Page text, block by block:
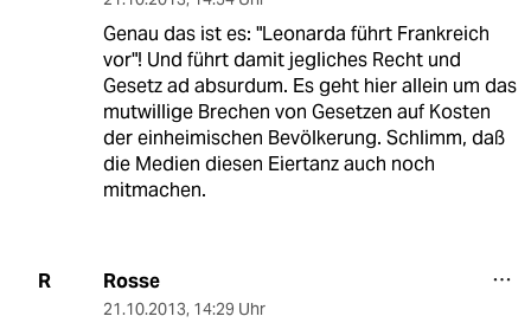
Genau das ist es: "Leonarda führt Frankreich
vor"! Und führt damit jegliches Recht und
Gesetz ad absurdum. Es geht hier allein um das
mutwillige Brechen von Gesetzen auf Kosten
der einheimischen Bevölkerung. Schlimm, daß
die Medien diesen Eiertanz auch noch
mitmachen.
R Rosse
21.10.2013, 14:29 Uhr